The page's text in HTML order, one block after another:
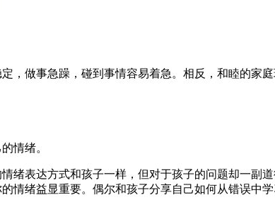
，做事急躁，碰到事情容易着急。相反，和睦的家
情绪。
绪表达方式和孩子一样，但对于孩子的问题却一副
情绪益显重要。偶尔和孩子分享自己如何从错误中